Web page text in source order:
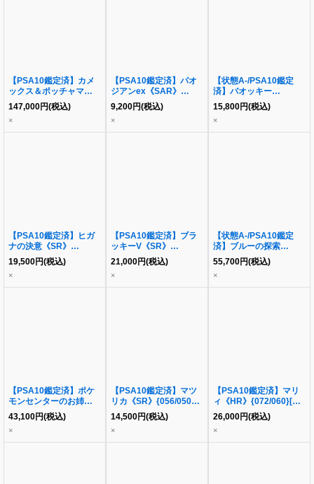
【PSA10鑑定済】カメ
ックス＆ポッチャマ
GX(SA)《SR》
{070/064}[その他]
147,000円(税込)
×
【PSA10鑑定済】パオ
ジアンex《SAR》
{093/071}[その他]
9,200円(税込)
×
【状態A-/PSA10鑑定
済】バオッキー
VSTAR《SAR》
{214/172}[その他]
15,800円(税込)
×
【PSA10鑑定済】ヒガ
ナの決意《SR》
{079/067}[その他]
19,500円(税込)
×
【PSA10鑑定済】ブラ
ッキーV《SR》
{084/069}[その他]
21,000円(税込)
×
【状態A-/PSA10鑑定
済】ブルーの探索
《SR》{061/054}[その
他]
55,700円(税込)
×
【PSA10鑑定済】ポケ
モンセンターのお姉さん
(SR仕様)《P》{069/S-
P}[その他]
43,100円(税込)
×
【PSA10鑑定済】マツ
リカ《SR》{056/050}
[その他]
14,500円(税込)
×
【PSA10鑑定済】マリ
ィ《HR》{072/060}[そ
の他]
26,000円(税込)
×